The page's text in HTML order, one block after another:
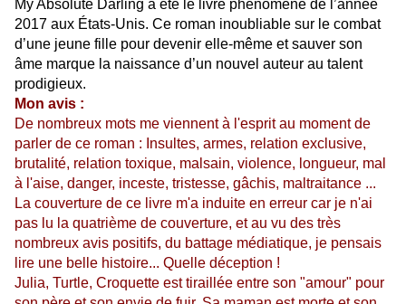
My Absolute Darling a été le livre phénomène de l’année
2017 aux États-Unis. Ce roman inoubliable sur le combat
d’une jeune fille pour devenir elle-même et sauver son
âme marque la naissance d’un nouvel auteur au talent
prodigieux.
Mon avis :
De nombreux mots me viennent à l'esprit au moment de
parler de ce roman : Insultes, armes, relation exclusive,
brutalité, relation toxique, malsain, violence, longueur, mal
à l'aise, danger, inceste, tristesse, gâchis, maltraitance ...
La couverture de ce livre m'a induite en erreur car je n'ai
pas lu la quatrième de couverture, et au vu des très
nombreux avis positifs, du battage médiatique, je pensais
lire une belle histoire... Quelle déception !
Julia, Turtle, Croquette est tiraillée entre son "amour" pour